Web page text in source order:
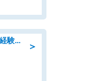
＞
製造スタッフ 金属製品の組立/資格·経験不問/日野工業団地